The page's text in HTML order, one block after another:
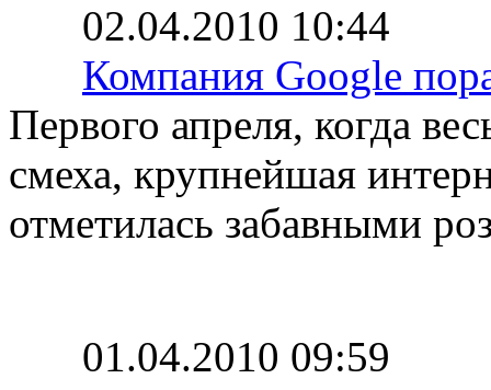
02.04.2010 10:44
Компания Google
Первого апреля, когда
смеха, крупнейшая
отметилась забавными
01.04.2010 09:59